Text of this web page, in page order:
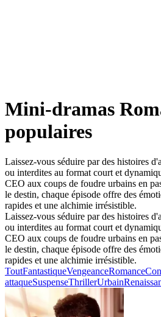
Mini-dramas
populaires
Laissez-vous séduire par des histoires
ou interdites au format court et
CEO aux coups de foudre urbains en
le destin, chaque épisode offre des
rapides et une alchimie irrésistible.
Laissez-vous séduire par des histoires
ou interdites au format court et
CEO aux coups de foudre urbains en
le destin, chaque épisode offre des
rapides et une alchimie irrésistible.
ToutFantastiqueVengeanceRomance
attaqueSuspenseThrillerUrbain